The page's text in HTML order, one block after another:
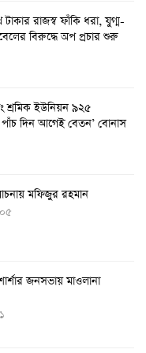
শুরু শিশুদের করোনা টিকা
৬২৬
২০ লাখ ছাড়াল
বেড়েছে
রাজস্ব ফাঁকি ধরা, যুগ্ম-
বিরুদ্ধে অপ প্রচার শুরু
শ্রমিক ইউনিয়ন ৯২৫
পাঁচ দিন আগেই বেতন’ বোনাস
মফিজুর রহমান
জনসভায় মাওলানা